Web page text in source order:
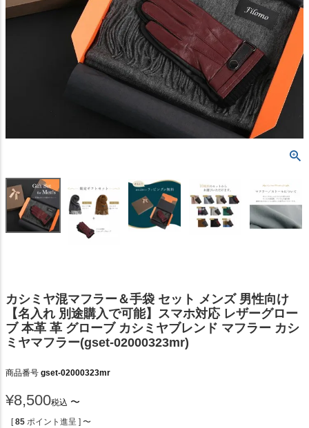
カシミヤ混マフラー＆手袋 セット メンズ 男性向け
【名入れ 別途購入で可能】スマホ対応 レザーグロー
ブ 本革 革 グローブ カシミヤブレンド マフラー カシ
ミヤマフラー(gset-02000323mr)
商品番号 gset-02000323mr
¥8,500税込 〜
[ 85 ポイント進呈 ] 〜